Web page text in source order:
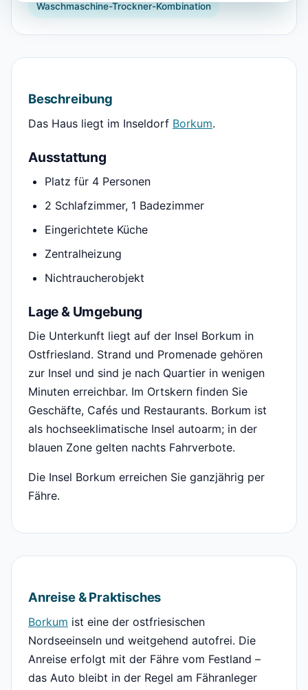
Waschmaschine-Trockner-Kombination
Beschreibung
Das Haus liegt im Inseldorf Borkum.
Ausstattung
Platz für 4 Personen
2 Schlafzimmer, 1 Badezimmer
Eingerichtete Küche
Zentralheizung
Nichtraucherobjekt
Lage & Umgebung
Die Unterkunft liegt auf der Insel Borkum in
Ostfriesland. Strand und Promenade gehören
zur Insel und sind je nach Quartier in wenigen
Minuten erreichbar. Im Ortskern finden Sie
Geschäfte, Cafés und Restaurants. Borkum ist
als hochseeklimatische Insel autoarm; in der
blauen Zone gelten nachts Fahrverbote.
Die Insel Borkum erreichen Sie ganzjährig per
Fähre.
Anreise & Praktisches
Borkum ist eine der ostfriesischen
Nordseeinseln und weitgehend autofrei. Die
Anreise erfolgt mit der Fähre vom Festland –
das Auto bleibt in der Regel am Fähranleger